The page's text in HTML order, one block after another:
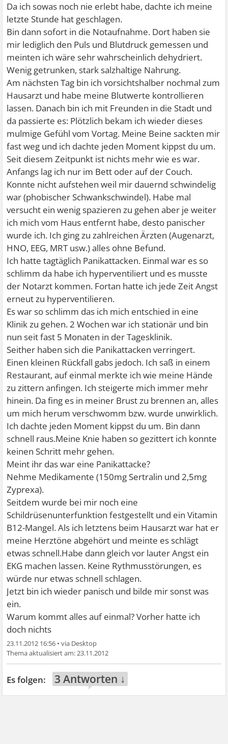
Da ich sowas noch nie erlebt habe, dachte ich meine
letzte Stunde hat geschlagen.
Bin dann sofort in die Notaufnahme. Dort haben sie
mir lediglich den Puls und Blutdruck gemessen und
meinten ich wäre sehr wahrscheinlich dehydriert.
Wenig getrunken, stark salzhaltige Nahrung.
Am nächsten Tag bin ich vorsichtshalber nochmal zum
Hausarzt und habe meine Blutwerte kontrollieren
lassen. Danach bin ich mit Freunden in die Stadt und
da passierte es: Plötzlich bekam ich wieder dieses
mulmige Gefühl vom Vortag. Meine Beine sackten mir
fast weg und ich dachte jeden Moment kippst du um.
Seit diesem Zeitpunkt ist nichts mehr wie es war.
Anfangs lag ich nur im Bett oder auf der Couch.
Konnte nicht aufstehen weil mir dauernd schwindelig
war (phobischer Schwankschwindel). Habe mal
versucht ein wenig spazieren zu gehen aber je weiter
ich mich vom Haus entfernt habe, desto panischer
wurde ich. Ich ging zu zahlreichen Ärzten (Augenarzt,
HNO, EEG, MRT usw.) alles ohne Befund.
Ich hatte tagtäglich Panikattacken. Einmal war es so
schlimm da habe ich hyperventiliert und es musste
der Notarzt kommen. Fortan hatte ich jede Zeit Angst
erneut zu hyperventilieren.
Es war so schlimm das ich mich entschied in eine
Klinik zu gehen. 2 Wochen war ich stationär und bin
nun seit fast 5 Monaten in der Tagesklinik.
Seither haben sich die Panikattacken verringert.
Einen kleinen Rückfall gabs jedoch. Ich saß in einem
Restaurant, auf einmal merkte ich wie meine Hände
zu zittern anfingen. Ich steigerte mich immer mehr
hinein. Da fing es in meiner Brust zu brennen an, alles
um mich herum verschwomm bzw. wurde unwirklich.
Ich dachte jeden Moment kippst du um. Bin dann
schnell raus.Meine Knie haben so gezittert ich konnte
keinen Schritt mehr gehen.
Meint ihr das war eine Panikattacke?
Nehme Medikamente (150mg Sertralin und 2,5mg
Zyprexa).
Seitdem wurde bei mir noch eine
Schildrüsenunterfunktion festgestellt und ein Vitamin
B12-Mangel. Als ich letztens beim Hausarzt war hat er
meine Herztöne abgehört und meinte es schlägt
etwas schnell.Habe dann gleich vor lauter Angst ein
EKG machen lassen. Keine Rythmusstörungen, es
würde nur etwas schnell schlagen.
Jetzt bin ich wieder panisch und bilde mir sonst was
ein.
Warum kommt alles auf einmal? Vorher hatte ich
doch nichts
23.11.2012 16:56 •
23.11.2012
3 Antworten ↓